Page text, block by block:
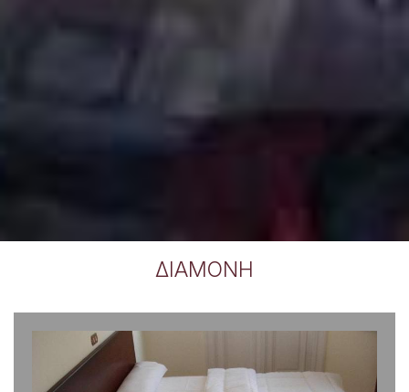
ΔΙΑΜΟΝΉ